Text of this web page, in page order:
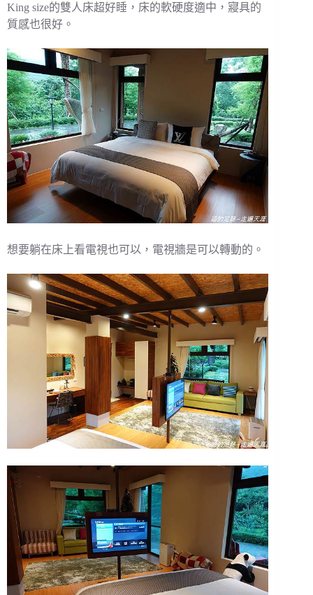
King size的雙人床超好睡，床的軟硬度適中，寢具的
質感也很好。
想要躺在床上看電視也可以，電視牆是可以轉動的。